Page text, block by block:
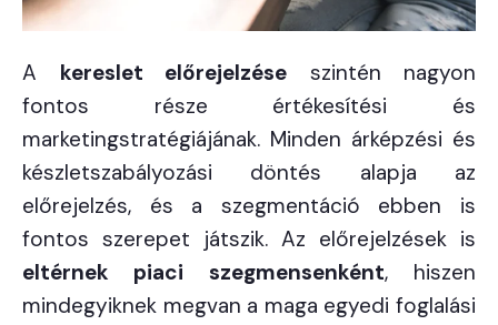
A kereslet előrejelzése szintén nagyon
fontos része értékesítési és
marketingstratégiájának. Minden árképzési és
készletszabályozási döntés alapja az
előrejelzés, és a szegmentáció ebben is
fontos szerepet játszik. Az előrejelzések is
eltérnek piaci szegmensenként, hiszen
mindegyiknek megvan a maga egyedi foglalási